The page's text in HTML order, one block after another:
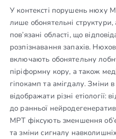
У контексті порушень нюху
лише обонятельні
пов’язані області, що
розпізнавання запахів.
включають обонятельну
піріформну кору, а також
гіпокамп та амігдалу. Зміни
відображати різні етіології:
до ранньої
МРТ фіксують зменшення
та зміни сигналу